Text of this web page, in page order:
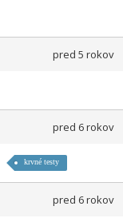
pred 5 rokov
pred 6 rokov
krvné testy
pred 6 rokov